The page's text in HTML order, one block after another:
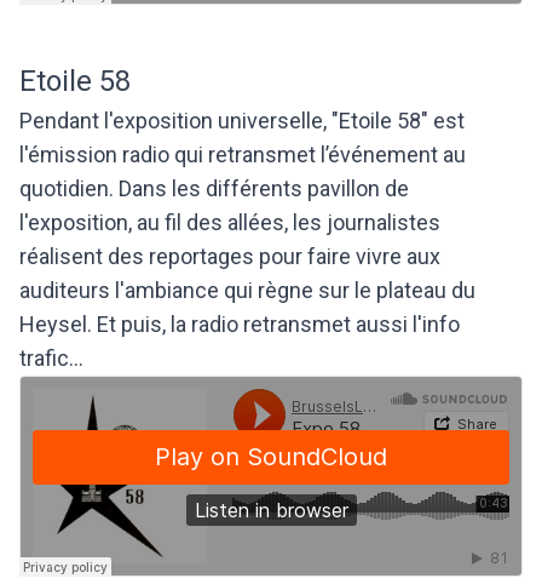
Etoile 58
Pendant l'exposition universelle, "Etoile 58" est
l'émission radio qui retransmet l’événement au
quotidien. Dans les différents pavillon de
l'exposition, au fil des allées, les journalistes
réalisent des reportages pour faire vivre aux
auditeurs l'ambiance qui règne sur le plateau du
Heysel. Et puis, la radio retransmet aussi l'info
trafic...